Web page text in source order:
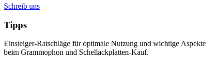
Schreib uns
Tipps
Einsteiger-Ratschläge für optimale Nutzung und wichtige Aspekte
beim Grammophon und Schellackplatten-Kauf.